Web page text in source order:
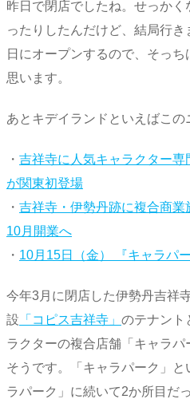
昨日で閉店でしたね。せっか
ったりしたんだけど、結局行
日にオープンするので、そっ
思います。
あとキデイランドといえばこの
・ 吉祥寺に人気キャラクター専
が関東初登場
・ 吉祥寺・伊勢丹跡に複合商
10月開業へ
・ 10月15日（金） 『キャラパ
今年3月に閉店した伊勢丹吉祥
設 「コピス吉祥寺」 のテナント
ラクターの複合店舗「キャラ
そうです。「キャラパーク」
ラパーク」に続いて2か所目だ